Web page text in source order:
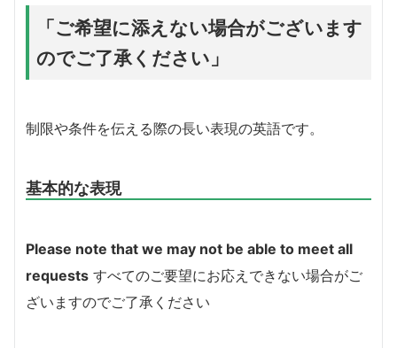
「ご希望に添えない場合がございます
のでご了承ください」
制限や条件を伝える際の長い表現の英語です。
基本的な表現
Please note that we may not be able to meet all
requests すべてのご要望にお応えできない場合がご
ざいますのでご了承ください